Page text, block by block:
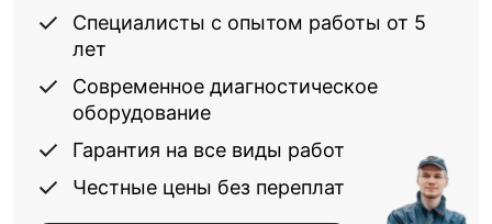
Специалисты с опытом работы от 5
лет
Современное диагностическое
оборудование
Гарантия на все виды работ
Честные цены без переплат